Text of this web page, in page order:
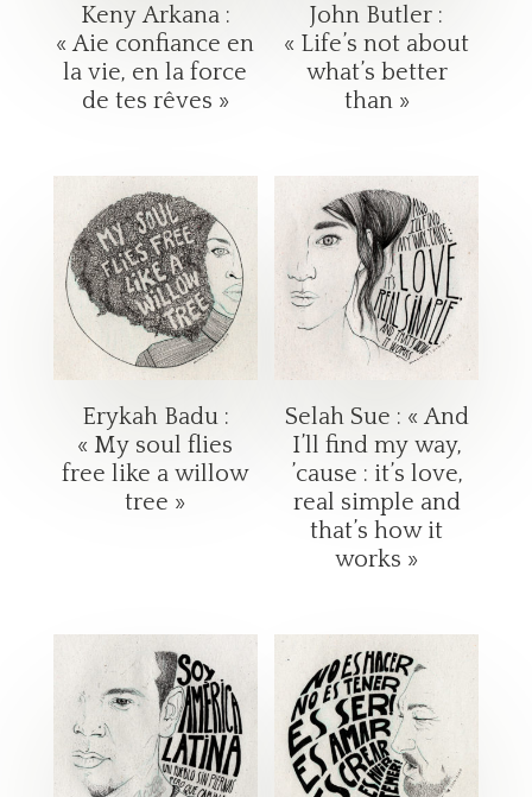
Keny Arkana :
« Aie confiance en
la vie, en la force
de tes rêves »
John Butler :
« Life’s not about
what’s better
than »
Erykah Badu :
« My soul flies
free like a willow
tree »
Selah Sue : « And
I’ll find my way,
’cause : it’s love,
real simple and
that’s how it
works »